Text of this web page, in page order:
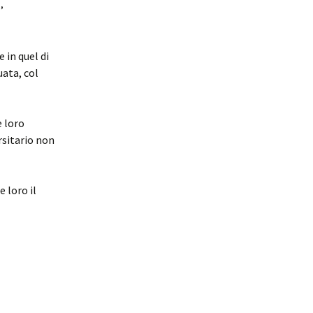
,
in quel di
col
loro
non
loro il